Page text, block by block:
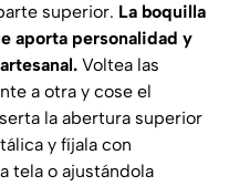
superior. La boquilla
aporta personalidad y
Voltea las
a otra y cose el
la abertura superior
y fíjala con
tela o ajustándola